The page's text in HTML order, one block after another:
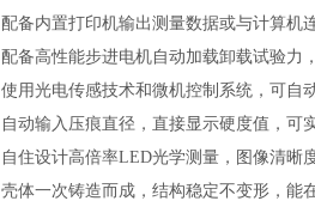
配备内置打印机输出测量数据或与计算机
配备高性能步进电机自动加载卸载试验力
使用光电传感技术和微机控制系统，可自
自动输入压痕直径，直接显示硬度值，可
自住设计高倍率LED光学测量， 图像清晰
壳体一次铸造而成，结构稳定不变形，能